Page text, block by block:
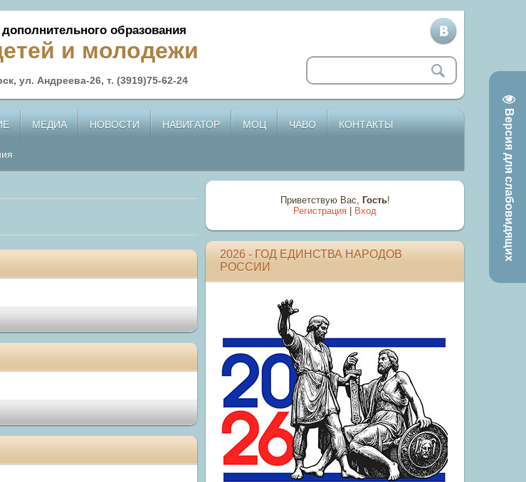
Версия для слабовидящих
образования
и молодежи
ул. Андреева-26, т. (3919)75-62-24
МЕДИА НОВОСТИ НАВИГАТОР МОЦ ЧАВО КОНТАКТЫ
Приветствую Вас, Гость!
Регистрация
Вход
2026 - ГОД ЕДИНСТВА НАРОДОВ
РОССИИ